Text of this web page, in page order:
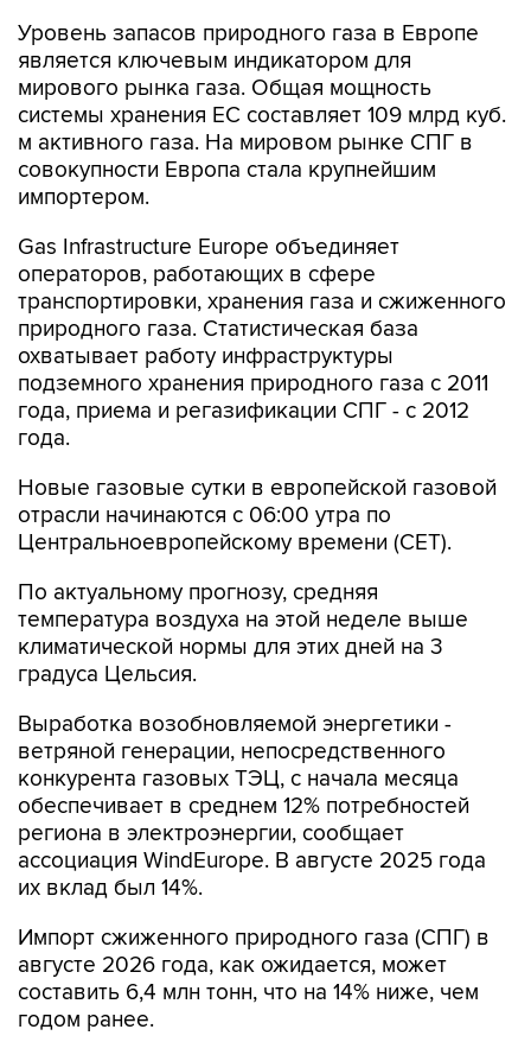
Уровень запасов природного газа в Европе
является ключевым индикатором для
мирового рынка газа. Общая мощность
системы хранения ЕС составляет 109 млрд куб.
м активного газа. На мировом рынке СПГ в
совокупности Европа стала крупнейшим
импортером.
Gas Infrastructure Europe объединяет
операторов, работающих в сфере
транспортировки, хранения газа и сжиженного
природного газа. Статистическая база
охватывает работу инфраструктуры
подземного хранения природного газа с 2011
года, приема и регазификации СПГ - с 2012
года.
Новые газовые сутки в европейской газовой
отрасли начинаются c 06:00 утра по
Центральноевропейскому времени (CET).
По актуальному прогнозу, средняя
температура воздуха на этой неделе выше
климатической нормы для этих дней на 3
градуса Цельсия.
Выработка возобновляемой энергетики -
ветряной генерации, непосредственного
конкурента газовых ТЭЦ, с начала месяца
обеспечивает в среднем 12% потребностей
региона в электроэнергии, сообщает
ассоциация WindEurope. В августе 2025 года
их вклад был 14%.
Импорт сжиженного природного газа (СПГ) в
августе 2026 года, как ожидается, может
составить 6,4 млн тонн, что на 14% ниже, чем
годом ранее.